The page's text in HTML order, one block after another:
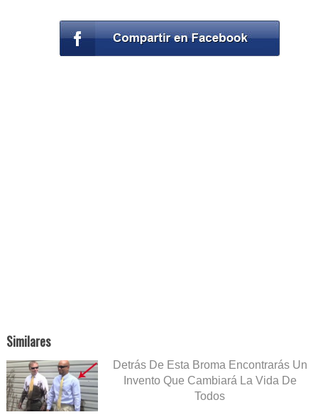
Similares
Detrás De Esta Broma Encontrarás Un
Invento Que Cambiará La Vida De
Todos